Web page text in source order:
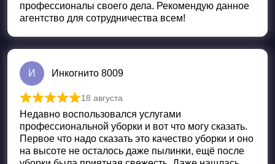
профессионалы своего дела. Рекомендую данное
агентство для сотрудничества всем!
И Инкогнито 8009
Оценка из 5
18 августа
Недавно воспользовался услугами
профессиональной уборки и вот что могу сказать.
Первое что надо сказать это качество уборки и оно
на высоте не осталось даже пылинки, ещё после